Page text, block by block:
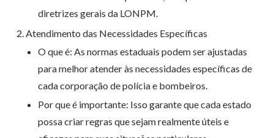
diretrizes gerais da LONPM.
Atendimento das Necessidades Específicas
O que é: As normas estaduais podem ser ajustadas
para melhor atender às necessidades específicas de
cada corporação de polícia e bombeiros.
Por que é importante: Isso garante que cada estado
possa criar regras que sejam realmente úteis e